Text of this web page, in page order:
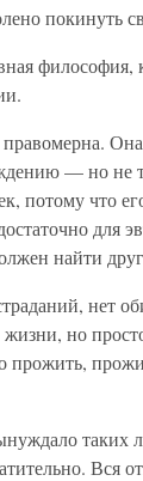
покинуть
философия,
— но не
потому что
для
найти
нет
но
прожить,
таких
Вся